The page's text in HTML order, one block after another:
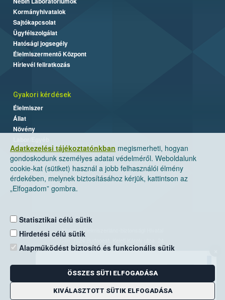
Adatkezelési tájékoztatónkban megismerheti, hogyan
gondoskodunk személyes adatai védelméről. Weboldalunk
cookie-kat (sütiket) használ a jobb felhasználói élmény
érdekében, melynek biztosításához kérjük, kattintson az
„Elfogadom” gombra.
Statisztikai célú sütik
Hirdetési célú sütik
Alapműködést biztosító és funkcionális sütik
ÖSSZES SÜTI ELFOGADÁSA
KIVÁLASZTOTT SÜTIK ELFOGADÁSA
Kormányhivatalok
Sajtókapcsolat
Ügyfélszolgálat
Hatósági jogsegély
Élelmiszermentő Központ
Hírlevél feliratkozás
Gyakori kérdések
Élelmiszer
Állat
Növény
Nemzeti Élelmiszerlánc-biztonsági Hivatal
Levelezési cím: 1525 Budapest. Pf. 30.
E-mail:ugyfelszolgalat@nebih.gov.hu
Zöld szám: 06-80/263-244
Telefon: 06-1/ 336-9000